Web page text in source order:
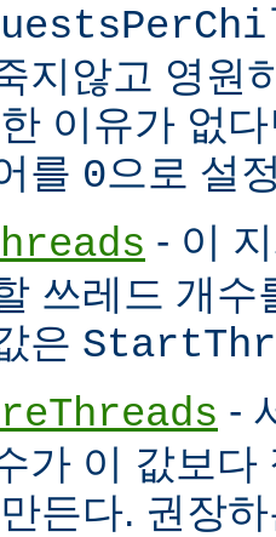
지않고 영원
이유가 없
를 0으로 설
- 이
쓰레드 개수
은
-
가 이 값보다
든다. 권장